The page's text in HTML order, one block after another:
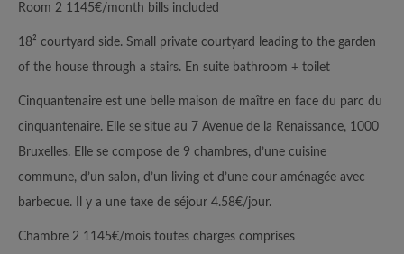
Room 2 1145€/month bills included
18² courtyard side. Small private courtyard leading to the garden
of the house through a stairs. En suite bathroom + toilet
Cinquantenaire est une belle maison de maître en face du parc du
cinquantenaire. Elle se situe au 7 Avenue de la Renaissance, 1000
Bruxelles. Elle se compose de 9 chambres, d’une cuisine
commune, d’un salon, d’un living et d’une cour aménagée avec
barbecue. Il y a une taxe de séjour 4.58€/jour.
Chambre 2 1145€/mois toutes charges comprises